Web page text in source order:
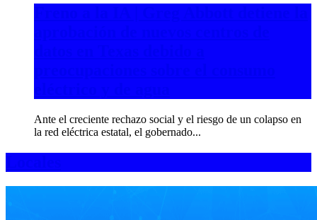
Ante el creciente rechazo social y el riesgo de un colapso en
la red eléctrica estatal, el gobernado...